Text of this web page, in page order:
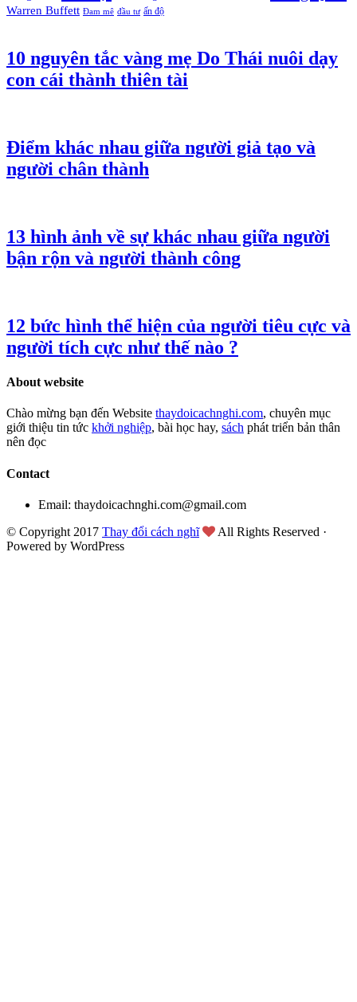
Warren Buffett Đam mê đầu tư ấn độ
10 nguyên tắc vàng mẹ Do Thái nuôi dạy
con cái thành thiên tài
Điểm khác nhau giữa người giả tạo và
người chân thành
13 hình ảnh về sự khác nhau giữa người
bận rộn và người thành công
12 bức hình thể hiện của người tiêu cực và
người tích cực như thế nào ?
About website
Chào mừng bạn đến Website thaydoicachnghi.com, chuyên mục
giới thiệu tin tức khởi nghiệp, bài học hay, sách phát triển bản thân
nên đọc
Contact
Email: thaydoicachnghi.com@gmail.com
© Copyright 2017 Thay đổi cách nghĩ
All Rights Reserved ·
Powered by WordPress